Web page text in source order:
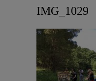
IMG_1029